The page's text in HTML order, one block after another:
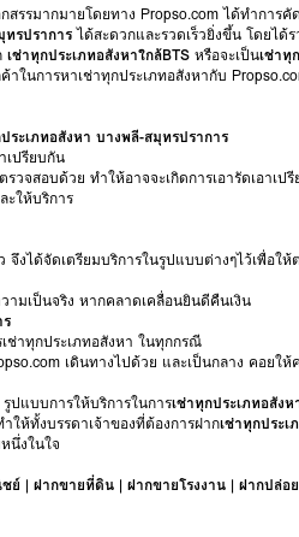
สรรมากมายโดยทาง Propso.com ได้ทำการ
ทรปราการได้สะดวกและรวดเร็วยิ่งขึ้น โดยได้
เช่าทุกประเภทอสังหาใกล้BTS หรือจะเป็นเช่าทุ
ในการหาเช่าทุกประเภทอสังหากับ
ระเภทอสังหา บางพลี-สมุทรปราการ
เปรียบกัน
จสอบด้วย ทำให้อาจจะเกิดการเอารัดเอาเป
ะให้บริการ
จึงได้จัดเตรียมบริการในรูปแบบต่างๆไว้เพื่อ
ามเป็นจริง หากคลาดเคลื่อนยินดีคืนเงิน
ช่าทุกประเภทอสังหา ในทุกกรณี
เดินทางไปด้วย และเป็นกลาง คอยให้
ปแบบการให้บริการในการเช่าทุกประเภทอสัง
ห้ทั้งบรรดาเจ้าของที่ต้องการฝากเช่าทุกประ
นึ่งในใจ
ย์ | ฝากขายที่ดิน | ฝากขายโรงงาน | ฝากปล่อ